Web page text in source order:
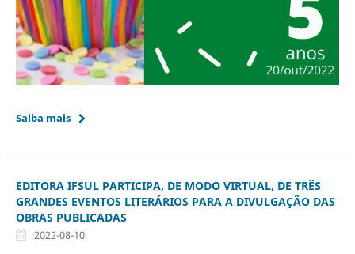
Saiba mais
EDITORA IFSUL PARTICIPA, DE MODO VIRTUAL, DE TRÊS
GRANDES EVENTOS LITERÁRIOS PARA A DIVULGAÇÃO DAS
OBRAS PUBLICADAS
2022-08-10